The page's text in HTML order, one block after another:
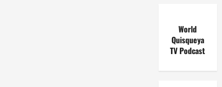
World
Quisqueya
TV Podcast